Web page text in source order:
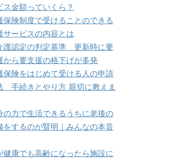
ス金額っていくら？
保険制度で受けることのできる
サービスの内容とは
護認定の判定基準 更新時に要
から要支援の格下げが多発
保険をはじめて受ける人の申請
手続きとやり方 親切に教えま
の力で生活できるうちに老後の
をするのが賢明｜みんなの本音
健康でも高齢になったら施設に